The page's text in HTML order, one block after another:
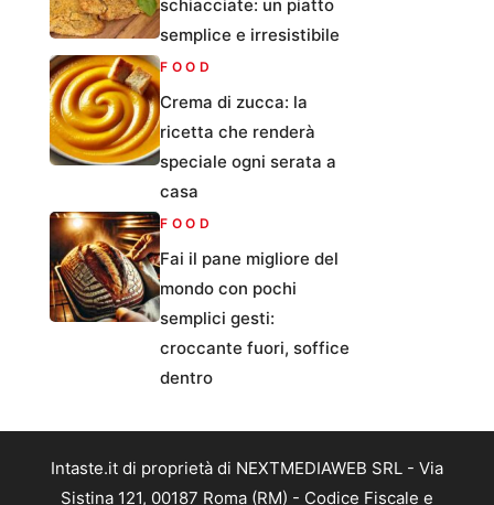
schiacciate: un piatto
semplice e irresistibile
FOOD
Crema di zucca: la
ricetta che renderà
speciale ogni serata a
casa
FOOD
Fai il pane migliore del
mondo con pochi
semplici gesti:
croccante fuori, soffice
dentro
Intaste.it di proprietà di NEXTMEDIAWEB SRL - Via
Sistina 121, 00187 Roma (RM) - Codice Fiscale e